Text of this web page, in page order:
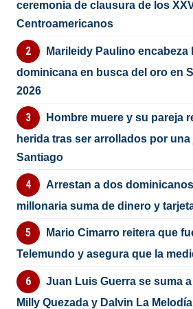
ceremonia de clausura de los
Centroamericanos
Marileidy Paulino encabeza
dominicana en busca del oro en
2026
Hombre muere y su pareja
herida tras ser arrollados por una
Santiago
Arrestan a dos
millonaria suma de dinero y
Mario Cimarro reitera que
Telemundo y asegura que la
Juan Luis Guerra se suma
Milly Quezada y Dalvin La